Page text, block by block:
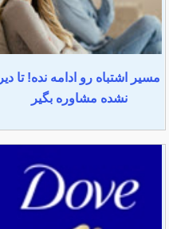
مسیر اشتباه رو ادامه نده! تا دیر
نشده مشاوره بگیر